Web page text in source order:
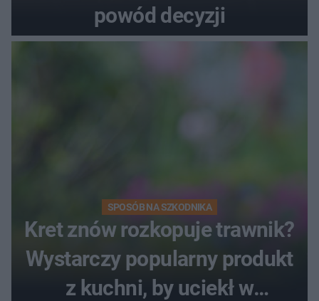
powód decyzji
SPOSÓB NA SZKODNIKA
Kret znów rozkopuje trawnik?
Wystarczy popularny produkt
z kuchni, by uciekł w